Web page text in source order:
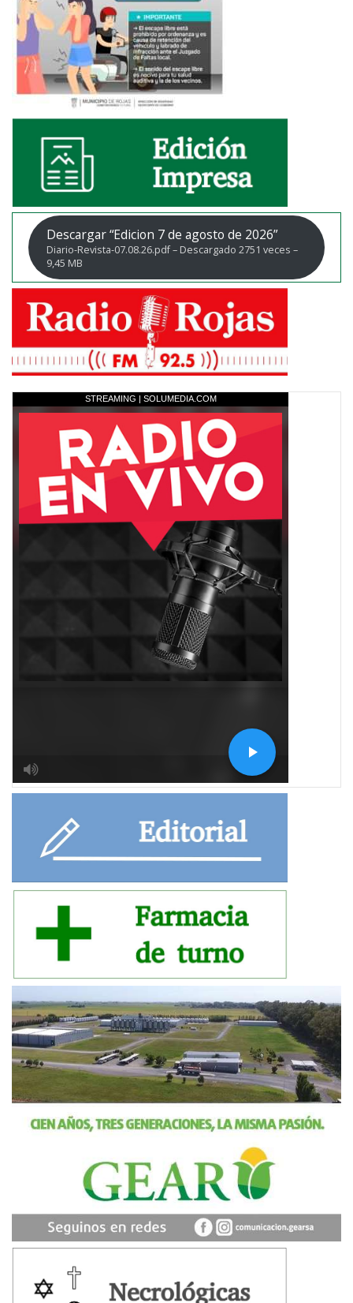
Descargar “Edicion 7 de agosto de 2026”
Diario-Revista-07.08.26.pdf – Descargado 2751 veces –
9,45 MB